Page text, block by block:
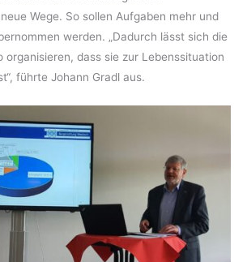
Wege. So sollen Aufgaben mehr und
werden. „Dadurch lässt sich die
organisieren, dass sie zur Lebenssituation
führte Johann Gradl aus.